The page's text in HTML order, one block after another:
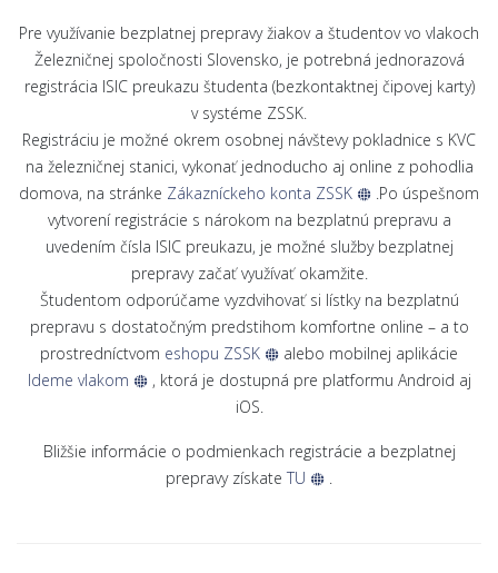
Pre využívanie bezplatnej prepravy žiakov a študentov vo vlakoch
Železničnej spoločnosti Slovensko, je potrebná jednorazová
registrácia ISIC preukazu študenta (bezkontaktnej čipovej karty)
v systéme ZSSK.
Registráciu je možné okrem osobnej návštevy pokladnice s KVC
na železničnej stanici, vykonať jednoducho aj online z pohodlia
domova, na stránke Zákazníckeho konta ZSSK
.Po úspešnom
vytvorení registrácie s nárokom na bezplatnú prepravu a
uvedením čísla ISIC preukazu, je možné služby bezplatnej
prepravy začať využívať okamžite.
Študentom odporúčame vyzdvihovať si lístky na bezplatnú
prepravu s dostatočným predstihom komfortne online – a to
prostredníctvom eshopu ZSSK
alebo mobilnej aplikácie
Ideme vlakom
, ktorá je dostupná pre platformu Android aj
iOS.
Bližšie informácie o podmienkach registrácie a bezplatnej
prepravy získate TU .